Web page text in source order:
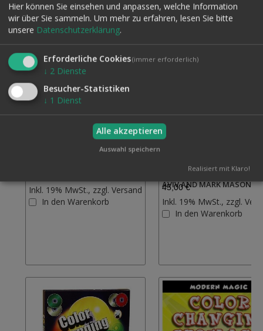
Verwandte Artikel Alle auswählen
Inkl. 19% MwSt., zzgl. Versand
In den Warenkorb
Wunschliste
BLUE ILLUSION BY YARDEN
AVIV AND MARK MASON
45,00 €
Inkl. 19% MwSt., zzgl.
In den Warenkorb
Hier können Sie einsehen und anpassen, welche Information
wir über Sie sammeln. Um mehr zu erfahren, lesen Sie bitte
unsere Datenschutzerklärung.
Erforderliche Cookies(immer erforderlich)
↓ 2 Dienste
Besucher-Statistiken
↓ 1 Dienst
Alle akzeptieren
Auswahl speichern
Realisiert mit Klaro!